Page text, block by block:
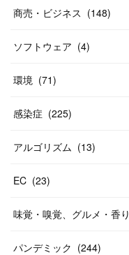
商売・ビジネス (148)
ソフトウェア (4)
環境 (71)
感染症 (225)
アルゴリズム (13)
EC (23)
味覚・嗅覚、グルメ・香り
パンデミック (244)